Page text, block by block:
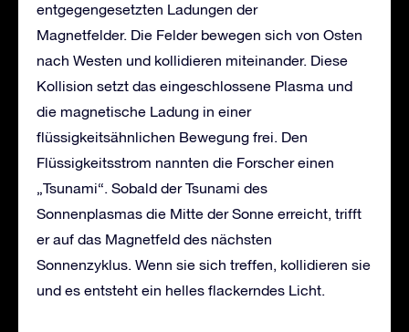
entgegengesetzten Ladungen der
Magnetfelder. Die Felder bewegen sich von Osten
nach Westen und kollidieren miteinander. Diese
Kollision setzt das eingeschlossene Plasma und
die magnetische Ladung in einer
flüssigkeitsähnlichen Bewegung frei. Den
Flüssigkeitsstrom nannten die Forscher einen
„Tsunami“. Sobald der Tsunami des
Sonnenplasmas die Mitte der Sonne erreicht, trifft
er auf das Magnetfeld des nächsten
Sonnenzyklus. Wenn sie sich treffen, kollidieren sie
und es entsteht ein helles flackerndes Licht.